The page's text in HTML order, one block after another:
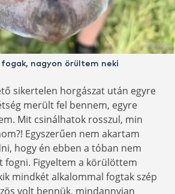
fogak, nagyon örültem neki
sikertelen horgászat után egyre
merült fel bennem, egyre
Mit csinálhatok rosszul, min
Egyszerűen nem akartam
hogy én ebben a tóban nem
fogni. Figyeltem a körülöttem
mindkét alkalommal fogtak szép
volt bennük, mindannyian